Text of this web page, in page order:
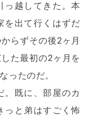
っ越してきた。本
を出て行くはずだ
らずその後2ヶ月
た最初の2ヶ月を
ったのだ。
。既に、部屋のカ
っと弟はすごく怖